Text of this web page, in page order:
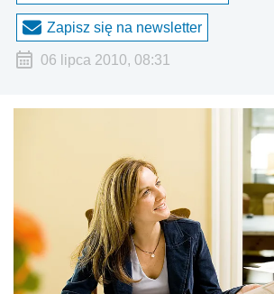
Zapisz się na newsletter
06 lipca 2010, 08:31